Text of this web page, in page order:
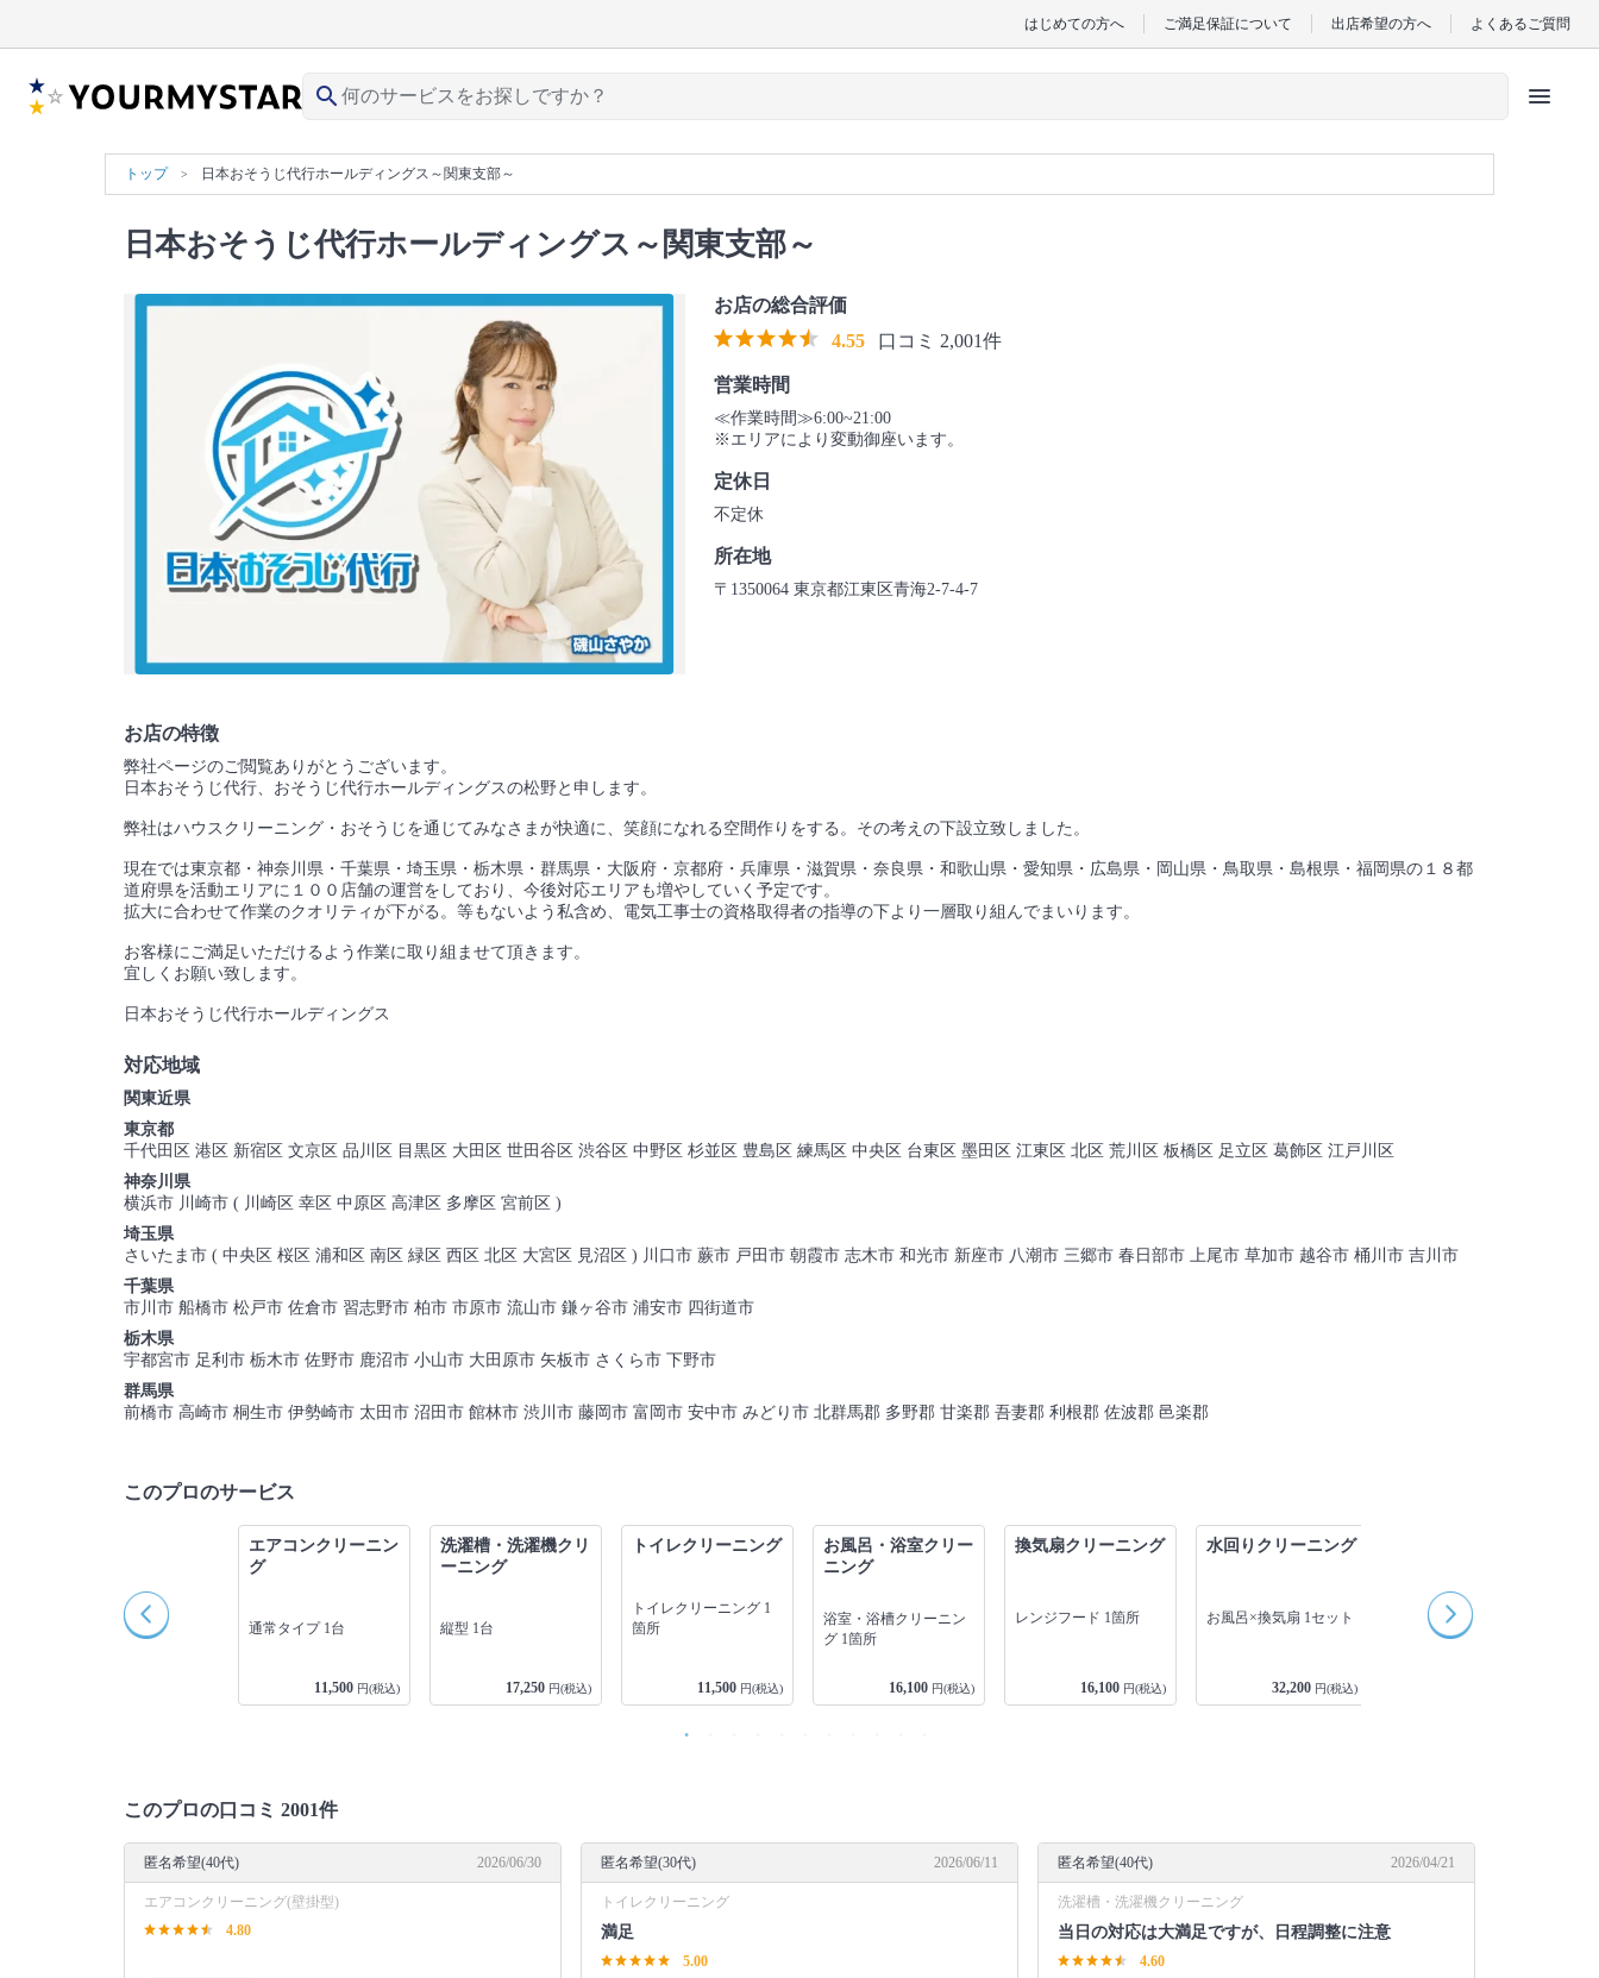
はじめての方へ ご満足保証について 出店希望の方へ よくあるご質問
search menu
トップ 日本おそうじ代行ホールディングス～関東支部～
日本おそうじ代行ホールディングス～関東支部～
お店の総合評価
4.55
口コミ 2,001件
営業時間
≪作業時間≫6:00~21:00
※エリアにより変動御座います。
定休日
不定休
所在地
〒1350064 東京都江東区青海2-7-4-7
お店の特徴
弊社ページのご閲覧ありがとうございます。
日本おそうじ代行、おそうじ代行ホールディングスの松野と申します。
弊社はハウスクリーニング・おそうじを通じてみなさまが快適に、笑顔になれる空間作りをする。その考えの下設立致しました。
現在では東京都・神奈川県・千葉県・埼玉県・栃木県・群馬県・大阪府・京都府・兵庫県・滋賀県・奈良県・和歌山県・愛知県・広島県・岡山県・鳥取県・島根県・福岡県の１８都
道府県を活動エリアに１００店舗の運営をしており、今後対応エリアも増やしていく予定です。
拡大に合わせて作業のクオリティが下がる。等もないよう私含め、電気工事士の資格取得者の指導の下より一層取り組んでまいります。
お客様にご満足いただけるよう作業に取り組ませて頂きます。
宜しくお願い致します。
日本おそうじ代行ホールディングス
対応地域
関東近県
東京都
千代田区 港区 新宿区 文京区 品川区 目黒区 大田区 世田谷区 渋谷区 中野区 杉並区 豊島区 練馬区 中央区 台東区 墨田区 江東区 北区 荒川区 板橋区 足立区 葛飾区 江戸川区
神奈川県
横浜市 川崎市 ( 川崎区 幸区 中原区 高津区 多摩区 宮前区 )
埼玉県
さいたま市 ( 中央区 桜区 浦和区 南区 緑区 西区 北区 大宮区 見沼区 ) 川口市 蕨市 戸田市 朝霞市 志木市 和光市 新座市 八潮市 三郷市 春日部市 上尾市 草加市 越谷市 桶川市 吉川市
千葉県
市川市 船橋市 松戸市 佐倉市 習志野市 柏市 市原市 流山市 鎌ヶ谷市 浦安市 四街道市
栃木県
宇都宮市 足利市 栃木市 佐野市 鹿沼市 小山市 大田原市 矢板市 さくら市 下野市
群馬県
前橋市 高崎市 桐生市 伊勢崎市 太田市 沼田市 館林市 渋川市 藤岡市 富岡市 安中市 みどり市 北群馬郡 多野郡 甘楽郡 吾妻郡 利根郡 佐波郡 邑楽郡
このプロのサービス
キッチンクリーニング
エアコンクリーニン
グ
通常タイプ 1台
11,500 円(税込)
洗濯槽・洗濯機クリ
ーニング
縦型 1台
17,250 円(税込)
トイレクリーニング
トイレクリーニング 1
箇所
11,500 円(税込)
お風呂・浴室クリー
ニング
浴室・浴槽クリーニン
グ 1箇所
16,100 円(税込)
換気扇クリーニング
レンジフード 1箇所
16,100 円(税込)
水回りクリーニング
お風呂×換気扇 1セット
32,200 円(税込)
キッチン×換気扇×お風
呂 1セット
このプロの口コミ 2001件
匿名希望(40代) 2026/06/30
エアコンクリーニング(壁掛型)
4.80
匿名希望(30代) 2026/06/11
トイレクリーニング
満足
5.00
匿名希望(40代) 2026/04/21
洗濯槽・洗濯機クリーニング
当日の対応は大満足ですが、日程調整に注意
4.60